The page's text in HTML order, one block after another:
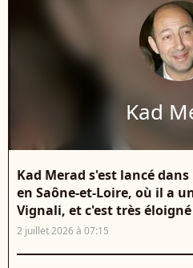
Kad
Kad Merad s'est lancé
en Saône-et-Loire, où il a
Vignali, et c'est très
2 juillet 2026 à 07:15